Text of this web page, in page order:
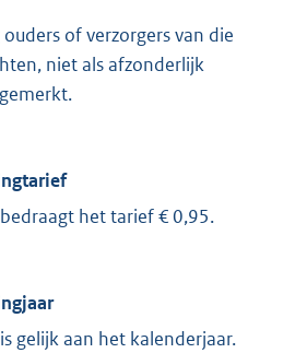
of verzorgers van die
niet als afzonderlijk
het tarief € 0,95.
gelijk aan het kalenderjaar.